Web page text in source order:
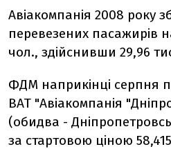
Авіакомпанія 2008 року
перевезених пасажирів
чол., здійснивши 29,96
ФДМ наприкінці серпня
ВАТ "Авіакомпанія
(обидва -
за стартовою ціною